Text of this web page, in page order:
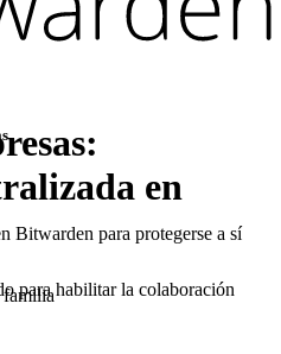
Bitwarden para protegerse a sí
familia
en
para habilitar la colaboración